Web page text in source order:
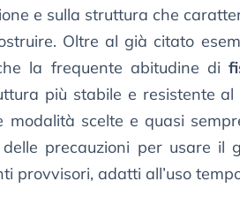
e sulla struttura che
Oltre al già citato
la frequente abitudine di
più stabile e resistente al
scelte e quasi
precauzioni per usare il
provvisori, adatti all’uso